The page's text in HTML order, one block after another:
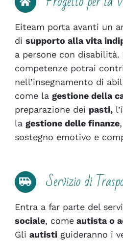
Eiteam porta avanti un
di supporto alla vita
a persone con
competenze potrai
nell’insegnamento di
come la gestione della
preparazione dei pasti,
la gestione delle finanze
sostegno emotivo e
Servizio di
Entra a far parte del
sociale, comeautista o
Gli autistiguideranno i